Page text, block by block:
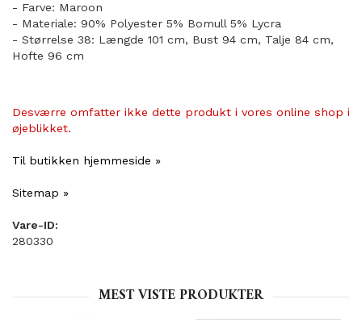
- Farve: Maroon
- Materiale: 90% Polyester 5% Bomull 5% Lycra
- Størrelse 38: Længde 101 cm, Bust 94 cm, Talje 84 cm,
Hofte 96 cm
Desværre omfatter ikke dette produkt i vores online shop i
øjeblikket.
Til butikken hjemmeside »
Sitemap »
Vare-ID:
280330
MEST VISTE PRODUKTER